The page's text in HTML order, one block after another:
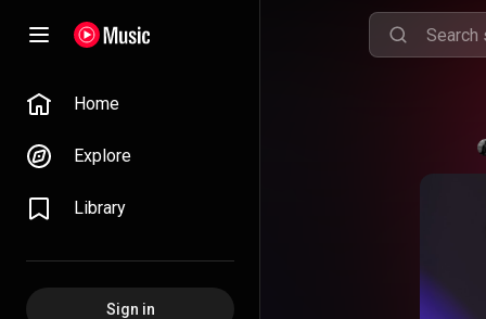
Home
Explore
Library
Sign in